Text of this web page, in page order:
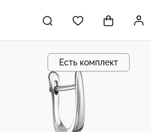
Есть комплект